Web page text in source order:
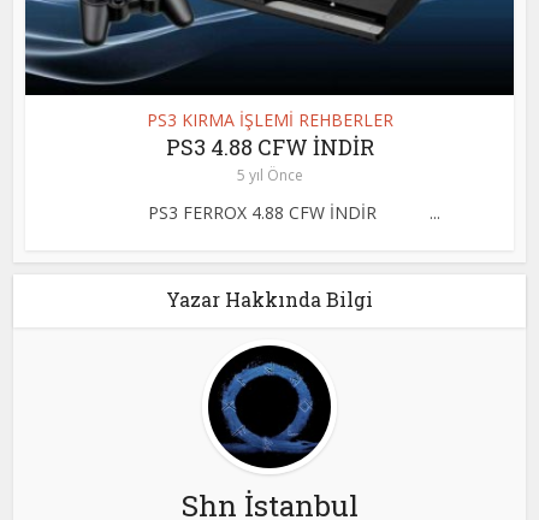
PS3 KIRMA İŞLEMİ REHBERLER
PS3 4.88 CFW İNDİR
5 yıl Önce
PS3 FERROX 4.88 CFW İNDİR ...
Yazar Hakkında Bilgi
Shn İstanbul